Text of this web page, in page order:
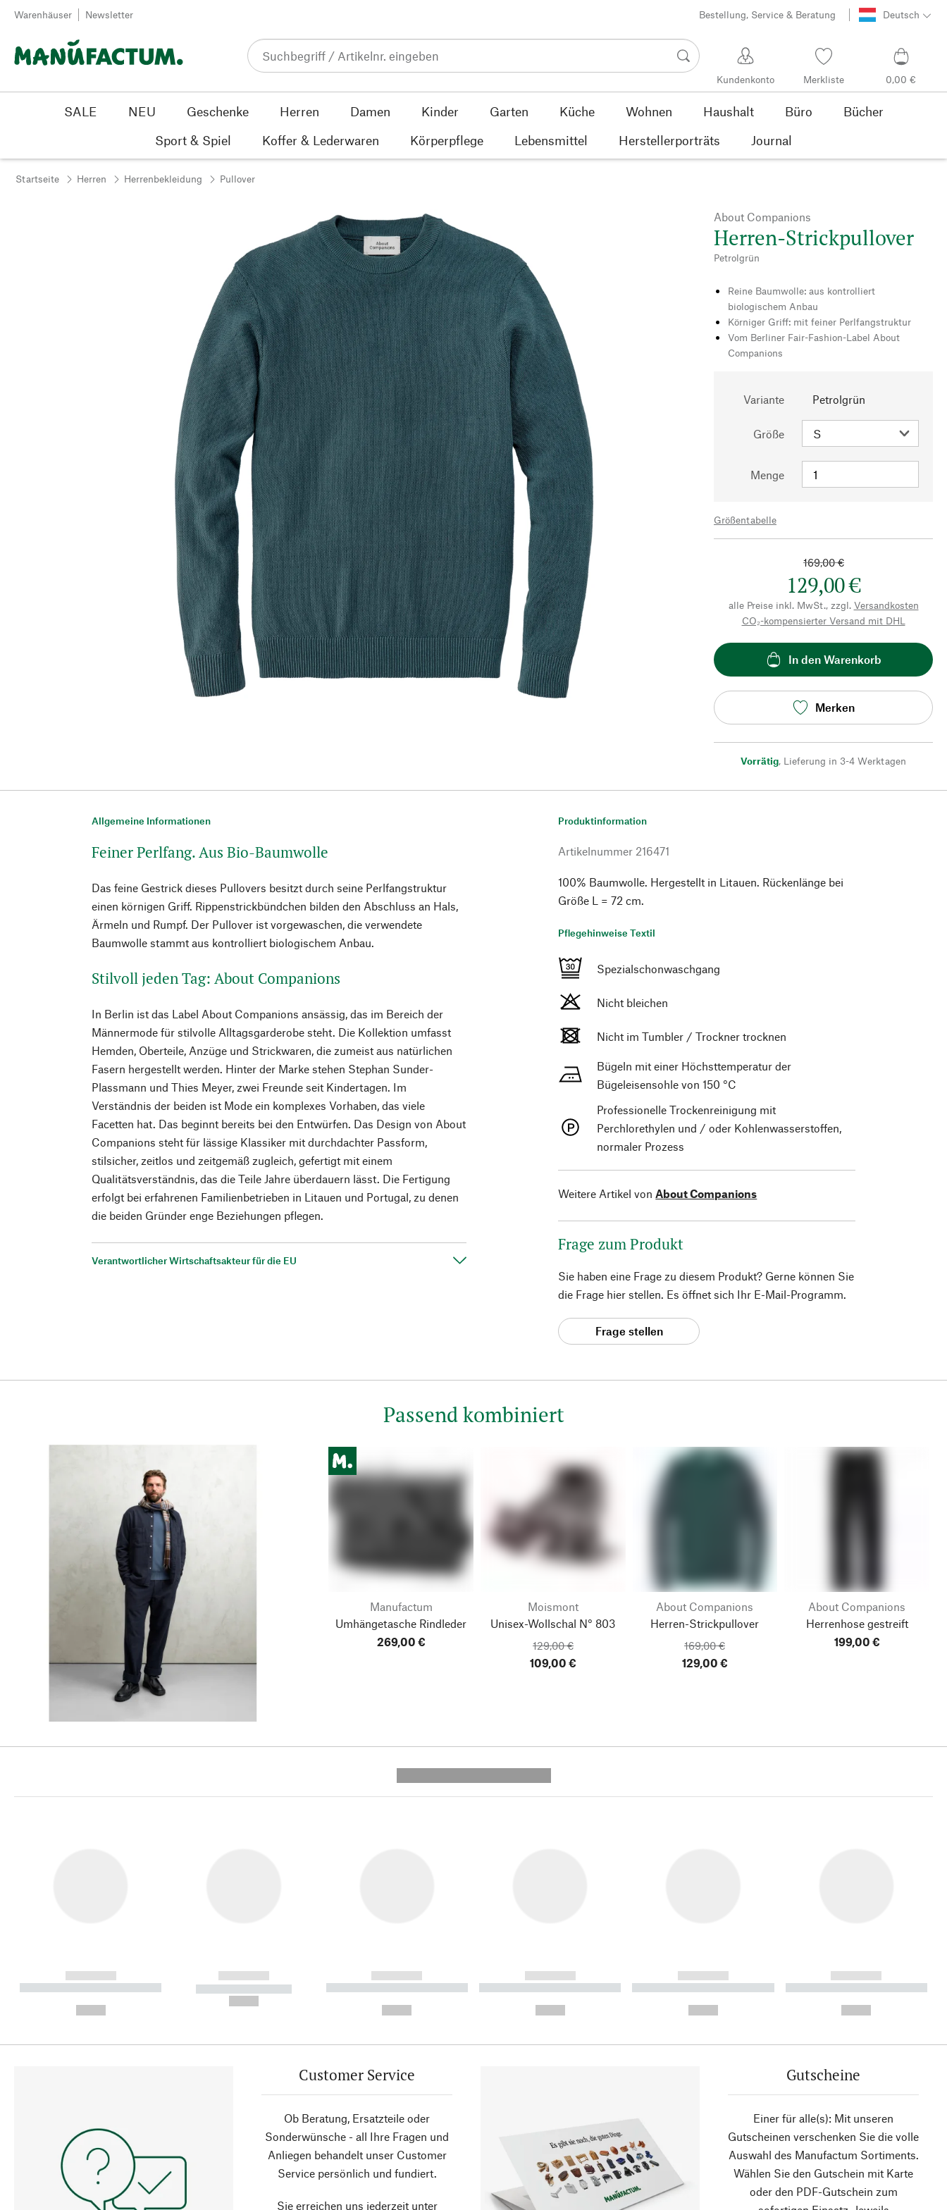
Zum Inhalt springen
Warenhäuser Newsletter Bestellung, Service & Beratung Deutsch
Kundenkonto Merkliste 0,00 €
SALE NEU Geschenke Herren Damen Kinder Garten Küche Wohnen Haushalt Büro
Bücher
Sport & Spiel
Koffer & Lederwaren Körperpflege Lebensmittel Herstellerporträts Journal
Startseite Herren Herrenbekleidung Pullover
About Companions
Herren-Strickpullover
Petrolgrün
Reine Baumwolle: aus kontrolliert
biologischem Anbau
Körniger Griff: mit feiner Perlfangstruktur
Vom Berliner Fair-Fashion-Label About
Companions
Variante Petrolgrün
Größe
Menge
Größentabelle
169,00 €
129,00 €
alle Preise inkl. MwSt., zzgl. Versandkosten
CO₂-kompensierter Versand mit DHL
In den Warenkorb
Merken
Vorrätig, Lieferung in 3-4 Werktagen
Allgemeine Informationen
Feiner Perlfang. Aus Bio-Baumwolle
Das feine Gestrick dieses Pullovers besitzt durch seine Perlfangstruktur
einen körnigen Griff. Rippenstrickbündchen bilden den Abschluss an Hals,
Ärmeln und Rumpf. Der Pullover ist vorgewaschen, die verwendete
Baumwolle stammt aus kontrolliert biologischem Anbau.
Stilvoll jeden Tag: About Companions
In Berlin ist das Label About Companions ansässig, das im Bereich der
Männermode für stilvolle Alltagsgarderobe steht. Die Kollektion umfasst
Hemden, Oberteile, Anzüge und Strickwaren, die zumeist aus natürlichen
Fasern hergestellt werden. Hinter der Marke stehen Stephan Sunder-
Plassmann und Thies Meyer, zwei Freunde seit Kindertagen. Im
Verständnis der beiden ist Mode ein komplexes Vorhaben, das viele
Facetten hat. Das beginnt bereits bei den Entwürfen. Das Design von About
Companions steht für lässige Klassiker mit durchdachter Passform,
stilsicher, zeitlos und zeitgemäß zugleich, gefertigt mit einem
Qualitätsverständnis, das die Teile Jahre überdauern lässt. Die Fertigung
erfolgt bei erfahrenen Familienbetrieben in Litauen und Portugal, zu denen
die beiden Gründer enge Beziehungen pflegen.
Verantwortlicher Wirtschaftsakteur für die EU
Produktinformation
Artikelnummer 216471
100% Baumwolle. Hergestellt in Litauen. Rückenlänge bei
Größe L = 72 cm.
Pflegehinweise Textil
Spezialschonwaschgang
Nicht bleichen
Nicht im Tumbler / Trockner trocknen
Bügeln mit einer Höchsttemperatur der
Bügeleisensohle von 150 °C
Professionelle Trockenreinigung mit
Perchlorethylen und / oder Kohlenwasserstoffen,
normaler Prozess
Weitere Artikel von About Companions
Frage zum Produkt
Sie haben eine Frage zu diesem Produkt? Gerne können Sie
die Frage hier stellen. Es öffnet sich Ihr E-Mail-Programm.
Frage stellen
Passend kombiniert
Manufactum
Umhängetasche Rindleder
269,00 €
Moismont
Unisex-Wollschal N° 803
129,00 €
109,00 €
About Companions
Herren-Strickpullover
169,00 €
129,00 €
About Companions
Herrenhose gestreift
199,00 €
------------
----------- ----------- ----------
------------
----------- -----------
------------
----------- ----------- ----------
------------
----------- ----------- ----------
------------
----------- ----------- ----------
------------
----------- ----------- ----------
Customer Service
Ob Beratung, Ersatzteile oder
Sonderwünsche - all Ihre Fragen und
Anliegen behandelt unser Customer
Service persönlich und fundiert.
Sie erreichen uns jederzeit unter
Gutscheine
Einer für alle(s): Mit unseren
Gutscheinen verschenken Sie die volle
Auswahl des Manufactum Sortiments.
Wählen Sie den Gutschein mit Karte
oder den PDF-Gutschein zum